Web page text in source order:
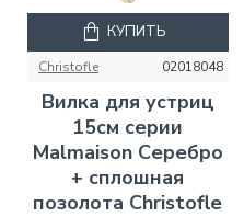
Christofle 02018048
Вилка для устриц
15см серии
Malmaison Серебро
+ сплошная
позолота Christofle
КУПИТЬ